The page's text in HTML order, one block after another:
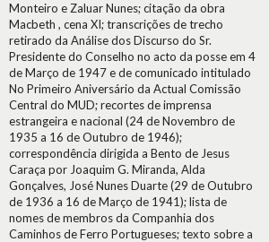
Monteiro e Zaluar Nunes; citação da obra
Macbeth , cena XI; transcrições de trecho
retirado da Análise dos Discurso do Sr.
Presidente do Conselho no acto da posse em 4
de Março de 1947 e de comunicado intitulado
No Primeiro Aniversário da Actual Comissão
Central do MUD; recortes de imprensa
estrangeira e nacional (24 de Novembro de
1935 a 16 de Outubro de 1946);
correspondência dirigida a Bento de Jesus
Caraça por Joaquim G. Miranda, Alda
Gonçalves, José Nunes Duarte (29 de Outubro
de 1936 a 16 de Março de 1941); lista de
nomes de membros da Companhia dos
Caminhos de Ferro Portugueses; texto sobre a